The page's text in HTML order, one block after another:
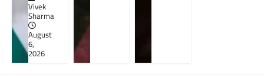
Vivek
Sharma
August
6,
2026